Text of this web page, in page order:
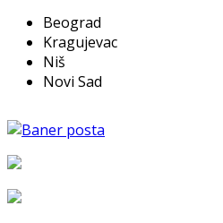
Beograd
Kragujevac
Niš
Novi Sad